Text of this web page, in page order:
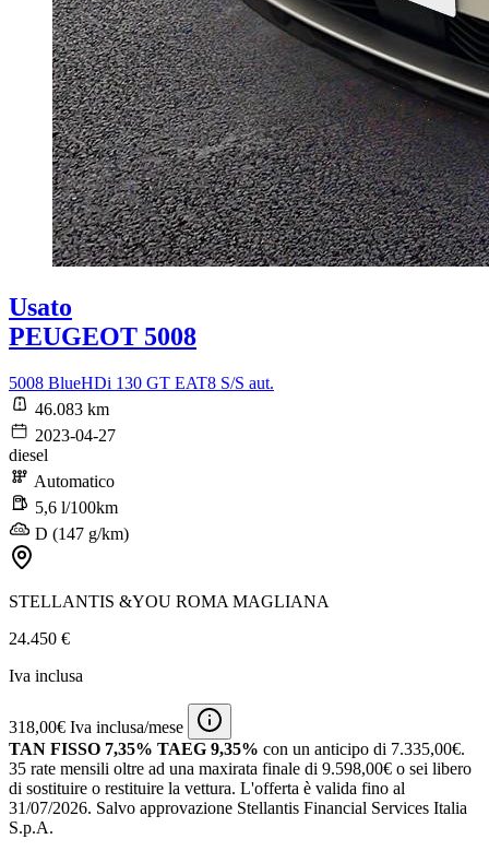
Usato
PEUGEOT 5008
5008 BlueHDi 130 GT EAT8 S/S aut.
46.083 km
2023-04-27
diesel
Automatico
5,6 l/100km
D (147 g/km)
STELLANTIS &YOU ROMA MAGLIANA
24.450 €
Iva inclusa
318,00€ Iva inclusa/mese
TAN FISSO 7,35% TAEG 9,35% con un anticipo di 7.335,00€.
35 rate mensili oltre ad una maxirata finale di 9.598,00€ o sei libero
di sostituire o restituire la vettura. L'offerta è valida fino al
31/07/2026. Salvo approvazione Stellantis Financial Services Italia
S.p.A.